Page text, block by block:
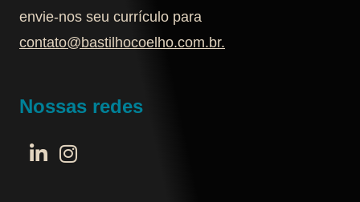
envie-nos seu currículo para
contato@bastilhocoelho.com.br.
Nossas redes